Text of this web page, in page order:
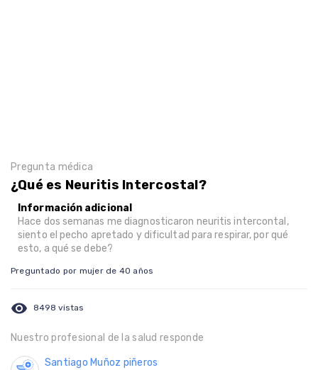
Pregunta médica
¿Qué es Neuritis Intercostal?
Información adicional
Hace dos semanas me diagnosticaron neuritis intercontal,
siento el pecho apretado y dificultad para respirar, por qué
esto, a qué se debe?
Preguntado por mujer de 40 años
visibility 8498 vistas
Nuestro profesional de la salud responde
Santiago Muñoz piñeros